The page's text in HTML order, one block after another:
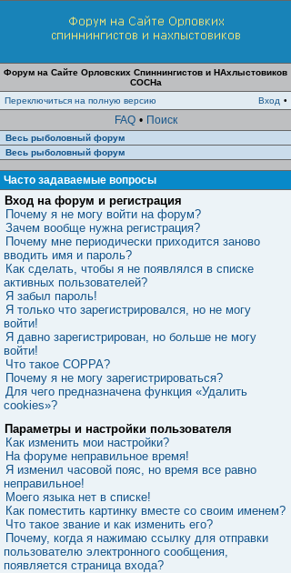
Форум на Сайте Орловских Спиннингистов и НАхлыстовиков
СОСНа
Переключиться на полную версию
Вход •
FAQ • Поиск
Весь рыболовный форум
Весь рыболовный форум
Часто задаваемые вопросы
Вход на форум и регистрация
Почему я не могу войти на форум?
Зачем вообще нужна регистрация?
Почему мне периодически приходится заново
вводить имя и пароль?
Как сделать, чтобы я не появлялся в списке
активных пользователей?
Я забыл пароль!
Я только что зарегистрировался, но не могу
войти!
Я давно зарегистрирован, но больше не могу
войти!
Что такое COPPA?
Почему я не могу зарегистрироваться?
Для чего предназначена функция «Удалить
cookies»?
Параметры и настройки пользователя
Как изменить мои настройки?
На форуме неправильное время!
Я изменил часовой пояс, но время все равно
неправильное!
Моего языка нет в списке!
Как поместить картинку вместе со своим именем?
Что такое звание и как изменить его?
Почему, когда я нажимаю ссылку для отправки
пользователю электронного сообщения,
появляется страница входа?